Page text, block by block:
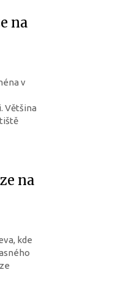
na
v
Většina
na
kde